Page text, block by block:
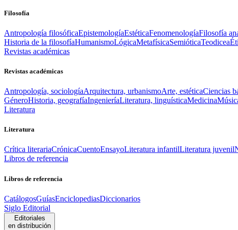
Filosofía
Antropología filosóficaEpistemologíaEstéticaFenomenologíaFilosofía
Historia de la filosofíaHumanismoLógicaMetafísicaSemióticaTeodicea
Revistas académicas
Revistas académicas
Antropología, sociologíaArquitectura, urbanismoArte, estéticaCiencias
GéneroHistoria, geografíaIngenieríaLiteratura, linguísticaMedicina
Literatura
Literatura
Crítica literariaCrónicaCuentoEnsayoLiteratura infantilLiteratura juvenil
Libros de referencia
Libros de referencia
CatálogosGuíasEnciclopediasDiccionarios
Siglo Editorial
Editoriales
en distribución